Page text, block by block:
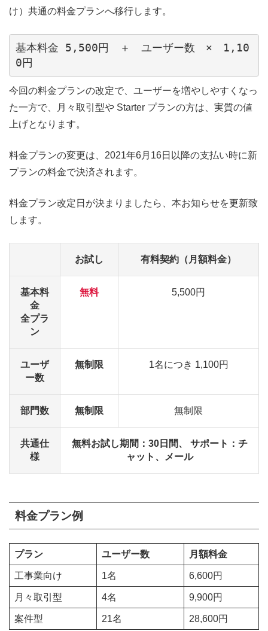
け）共通の料金プランへ移行します。
基本料金 5,500円　＋　ユーザー数　×　1,10
0円
今回の料金プランの改定で、ユーザーを増やしやすくなっ
た一方で、月々取引型や Starter プランの方は、実質の値
上げとなります。
料金プランの変更は、2021年6月16日以降の支払い時に新
プランの料金で決済されます。
料金プラン改定日が決まりましたら、本お知らせを更新致
します。
お試し 有料契約（月額料金）
基本料
金
全プラ
ン
無料 5,500円
ユーザ
ー数
無制限 1名につき 1,100円
部門数 無制限 無制限
共通仕
様
無料お試し期間：30日間、 サポート：チ
ャット、メール
料金プラン例
プラン ユーザー数 月額料金
工事業向け 1名 6,600円
月々取引型 4名 9,900円
案件型 21名 28,600円